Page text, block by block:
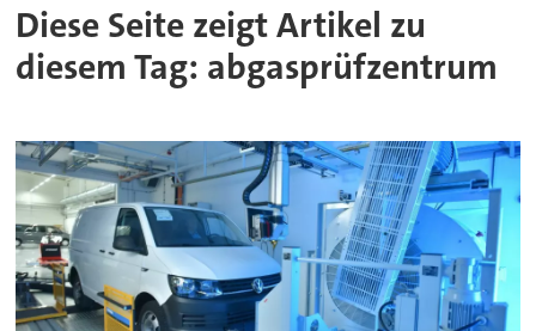
Diese Seite zeigt Artikel zu
diesem Tag: abgasprüfzentrum